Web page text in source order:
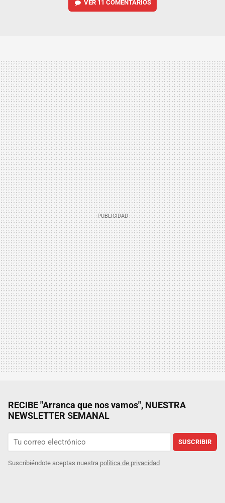
VER 11 COMENTARIOS
RECIBE "Arranca que nos vamos", NUESTRA
NEWSLETTER SEMANAL
SUSCRIBIR
Suscribiéndote aceptas nuestra política de privacidad